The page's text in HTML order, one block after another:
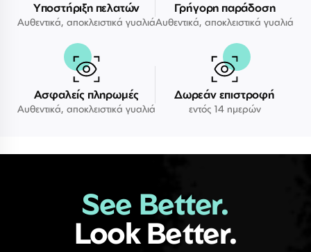
Υποστήριξη πελατών
Αυθεντικά, αποκλειστικά γυαλιά
Γρήγορη παράδοση
Αυθεντικά, αποκλειστικά γυαλιά
Ασφαλείς πληρωμές
Αυθεντικά, αποκλειστικά γυαλιά
Δωρεάν επιστροφή
εντός 14 ημερών
See Better.
Look Better.